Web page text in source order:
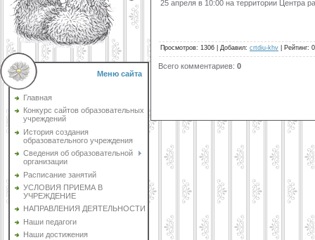
Меню сайта
Главная
Конкурс сайтов образовательных
учреждений
История создания
образовательного учреждения
Сведения об образовательной
организации
Расписание занятий
УСЛОВИЯ ПРИЕМА В
УЧРЕЖДЕНИЕ
НАПРАВЛЕНИЯ ДЕЯТЕЛЬНОСТИ
Наши педагоги
Наши достижения
25 апреля в 10:00 на территории Центра
Просмотров: 1306 Добавил: crtdiu-khv Рейтинг:
Всего комментариев: 0